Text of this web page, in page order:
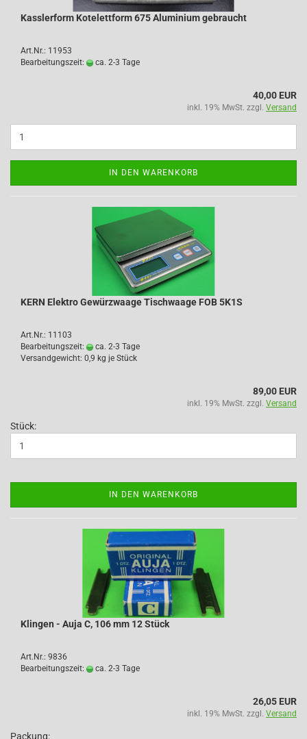
Kasslerform Kotelettform 675 Aluminium gebraucht
Art.Nr.: 11953
Bearbeitungszeit:
ca. 2-3 Tage
40,00 EUR
inkl. 19% MwSt. zzgl. Versand
IN DEN WARENKORB
KERN Elektro Gewürzwaage Tischwaage FOB 5K1S
Art.Nr.: 11103
Bearbeitungszeit:
ca. 2-3 Tage
Versandgewicht: 0,9 kg je Stück
89,00 EUR
inkl. 19% MwSt. zzgl. Versand
Stück:
IN DEN WARENKORB
Klingen - Auja C, 106 mm 12 Stück
Art.Nr.: 9836
Bearbeitungszeit:
ca. 2-3 Tage
26,05 EUR
inkl. 19% MwSt. zzgl. Versand
Packung: